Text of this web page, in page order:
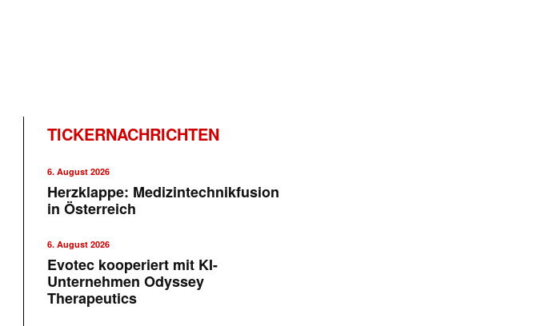
TICKERNACHRICHTEN
6. August 2026
Herzklappe: Medizintechnikfusion
in Österreich
6. August 2026
Evotec kooperiert mit KI-
Unternehmen Odyssey
Therapeutics